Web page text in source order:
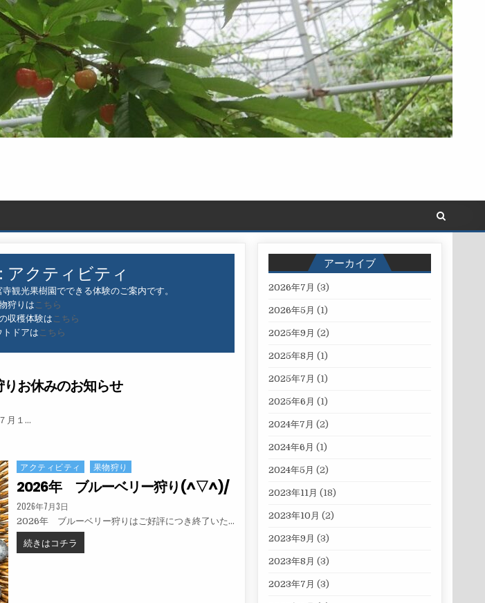
アクティビティ
観光果樹園でできる体験のご案内です。
狩りはこちら
収穫体験は こちら
ドアはこちら
お休みのお知らせ
月１…
Posted in
アクティビティ 果物狩り
2026年 ブルーベリー狩り(^▽^)/
PUBLISHED DATE:
2026年7月3日
2026年 ブルーベリー狩りはご好評につき終了いた…
続きはコチラ
アーカイブ
2026年7月 (3)
2026年5月 (1)
2025年9月 (2)
2025年8月 (1)
2025年7月 (1)
2025年6月 (1)
2024年7月 (2)
2024年6月 (1)
2024年5月 (2)
2023年11月 (18)
2023年10月 (2)
2023年9月 (3)
2023年8月 (3)
2023年7月 (3)